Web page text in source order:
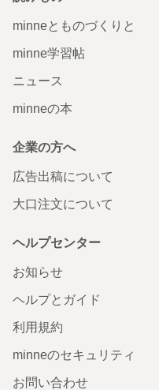
minneとものづくりと
minne学習帖
ニュース
minneの本
企業の方へ
広告出稿について
大口注文について
ヘルプセンター
お知らせ
ヘルプとガイド
利用規約
minneのセキュリティ
お問い合わせ